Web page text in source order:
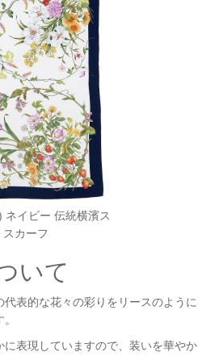
ネイビー 伝統横濱ス
カーフ
いて
表的な花々の彩りをリースのように
表現していますので、装いを華やか